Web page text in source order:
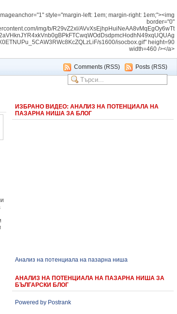
style="margin-left: 1em; margin-right: 1em;"><img
border="0"
img/b/R29vZ2xl/AVvXsEjhpHuiNeAA8vMqEgOy6wTt
s1600/isocbox.gif" height=90
width=460 /></a>
Posts (RSS)
Comments (RSS)
ИЗБРАНО ВИДЕО: АНАЛИЗ НА ПОТЕНЦИАЛА НА
ПАЗАРНА НИША ЗА БЛОГ
Анализ на потенциала на пазарна ниша
АНАЛИЗ НА ПОТЕНЦИАЛА НА ПАЗАРНА НИША ЗА
БЪЛГАРСКИ БЛОГ
Powered by Postrank